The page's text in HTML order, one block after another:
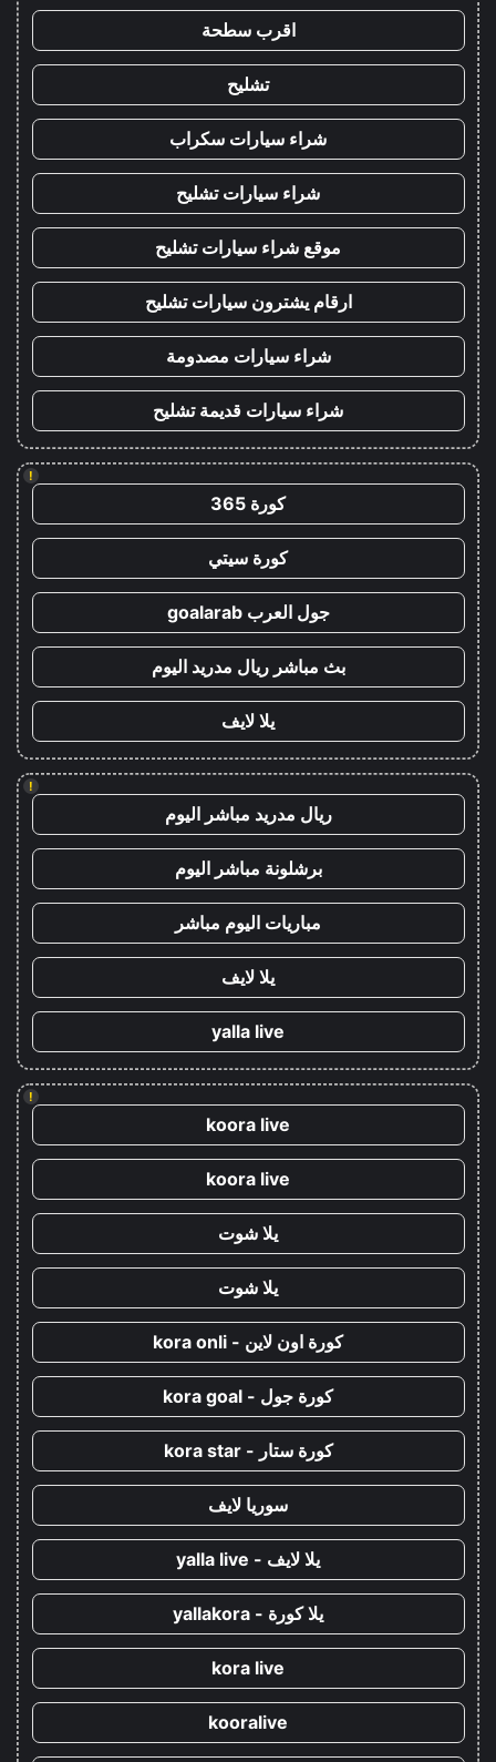
اقرب سطحة
تشليح
شراء سيارات سكراب
شراء سيارات تشليح
موقع شراء سيارات تشليح
ارقام يشترون سيارات تشليح
شراء سيارات مصدومة
شراء سيارات قديمة تشليح
!
كورة 365
كورة سيتي
جول العرب goalarab
بث مباشر ريال مدريد اليوم
يلا لايف
!
ريال مدريد مباشر اليوم
برشلونة مباشر اليوم
مباريات اليوم مباشر
يلا لايف
yalla live
!
koora live
koora live
يلا شوت
يلا شوت
كورة اون لاين - kora onli
كورة جول - kora goal
كورة ستار - kora star
سوريا لايف
يلا لايف - yalla live
يلا كورة - yallakora
kora live
kooralive